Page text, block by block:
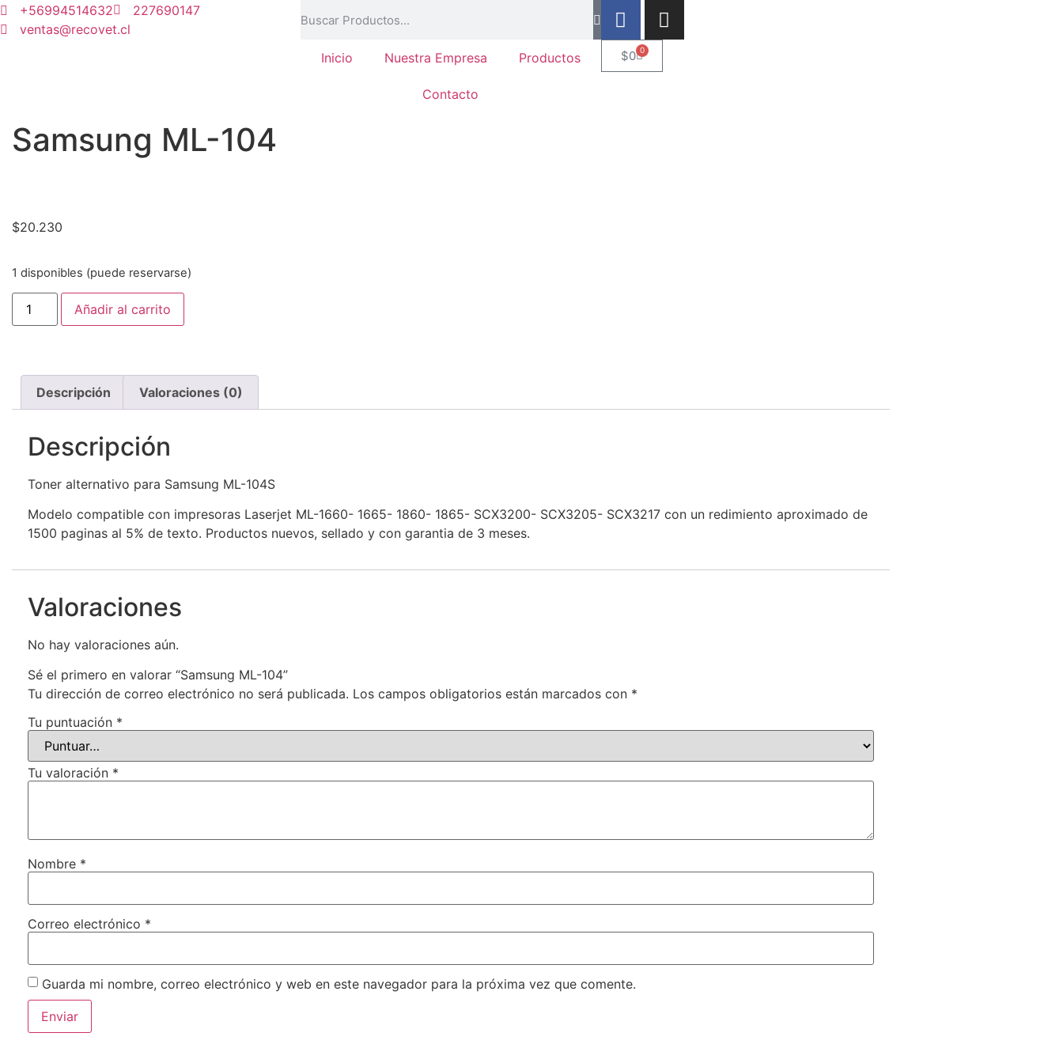
+56994514632
227690147
ventas@recovet.cl
Inicio
Nuestra Empresa Productos
Contacto
$0 0
Samsung ML-104
$20.230
1 disponibles (puede reservarse)
Añadir al carrito
Descripción Valoraciones (0)
Descripción
Toner alternativo para Samsung ML-104S
Modelo compatible con impresoras Laserjet ML-1660- 1665- 1860- 1865- SCX3200- SCX3205- SCX3217 con un redimiento aproximado de
1500 paginas al 5% de texto. Productos nuevos, sellado y con garantia de 3 meses.
Valoraciones
No hay valoraciones aún.
Sé el primero en valorar “Samsung ML-104”
Tu dirección de correo electrónico no será publicada. Los campos obligatorios están marcados con *
Tu puntuación *
Tu valoración *
Nombre *
Correo electrónico *
Guarda mi nombre, correo electrónico y web en este navegador para la próxima vez que comente.